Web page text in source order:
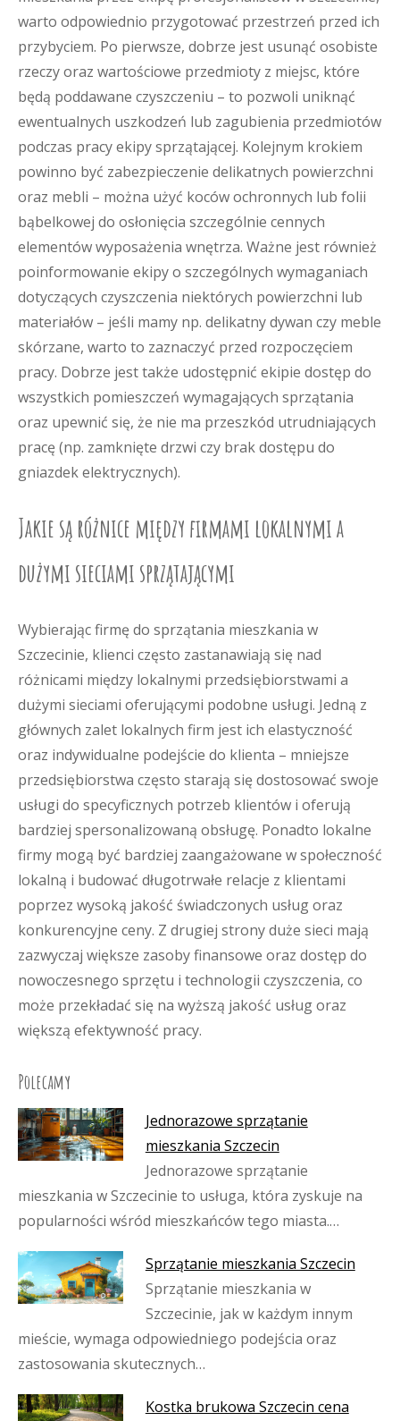
warto odpowiednio przygotować przestrzeń przed ich
przybyciem. Po pierwsze, dobrze jest usunąć osobiste
rzeczy oraz wartościowe przedmioty z miejsc, które
będą poddawane czyszczeniu – to pozwoli uniknąć
ewentualnych uszkodzeń lub zagubienia przedmiotów
podczas pracy ekipy sprzątającej. Kolejnym krokiem
powinno być zabezpieczenie delikatnych powierzchni
oraz mebli – można użyć koców ochronnych lub folii
bąbelkowej do osłonięcia szczególnie cennych
elementów wyposażenia wnętrza. Ważne jest również
poinformowanie ekipy o szczególnych wymaganiach
dotyczących czyszczenia niektórych powierzchni lub
materiałów – jeśli mamy np. delikatny dywan czy meble
skórzane, warto to zaznaczyć przed rozpoczęciem
pracy. Dobrze jest także udostępnić ekipie dostęp do
wszystkich pomieszczeń wymagających sprzątania
oraz upewnić się, że nie ma przeszkód utrudniających
pracę (np. zamknięte drzwi czy brak dostępu do
gniazdek elektrycznych).
Jakie są różnice między firmami lokalnymi a
dużymi sieciami sprzątającymi
Wybierając firmę do sprzątania mieszkania w
Szczecinie, klienci często zastanawiają się nad
różnicami między lokalnymi przedsiębiorstwami a
dużymi sieciami oferującymi podobne usługi. Jedną z
głównych zalet lokalnych firm jest ich elastyczność
oraz indywidualne podejście do klienta – mniejsze
przedsiębiorstwa często starają się dostosować swoje
usługi do specyficznych potrzeb klientów i oferują
bardziej spersonalizowaną obsługę. Ponadto lokalne
firmy mogą być bardziej zaangażowane w społeczność
lokalną i budować długotrwałe relacje z klientami
poprzez wysoką jakość świadczonych usług oraz
konkurencyjne ceny. Z drugiej strony duże sieci mają
zazwyczaj większe zasoby finansowe oraz dostęp do
nowoczesnego sprzętu i technologii czyszczenia, co
może przekładać się na wyższą jakość usług oraz
większą efektywność pracy.
Polecamy
Jednorazowe sprzątanie
mieszkania Szczecin
Jednorazowe sprzątanie
mieszkania w Szczecinie to usługa, która zyskuje na
popularności wśród mieszkańców tego miasta.…
Sprzątanie mieszkania Szczecin
Sprzątanie mieszkania w
Szczecinie, jak w każdym innym
mieście, wymaga odpowiedniego podejścia oraz
zastosowania skutecznych…
Kostka brukowa Szczecin cena